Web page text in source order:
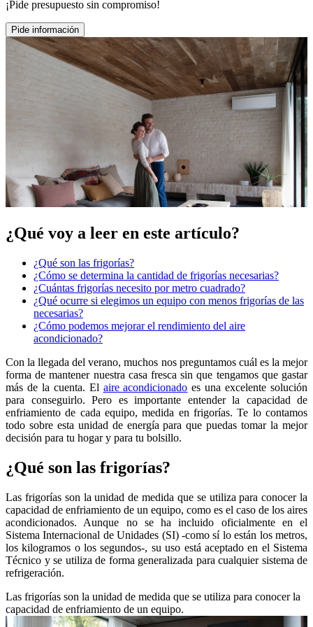
¡Pide presupuesto sin compromiso!
Pide información
¿Qué voy a leer en este artículo?
¿Qué son las frigorías?
¿Cómo se determina la cantidad de frigorías necesarias?
¿Cuántas frigorías necesito por metro cuadrado?
¿Qué ocurre si elegimos un equipo con menos frigorías de las
necesarias?
¿Cómo podemos mejorar el rendimiento del aire
acondicionado?
Con la llegada del verano, muchos nos preguntamos cuál es la mejor
forma de mantener nuestra casa fresca sin que tengamos que gastar
más de la cuenta. El aire acondicionado es una excelente solución
para conseguirlo. Pero es importante entender la capacidad de
enfriamiento de cada equipo, medida en frigorías. Te lo contamos
todo sobre esta unidad de energía para que puedas tomar la mejor
decisión para tu hogar y para tu bolsillo.
¿Qué son las frigorías?
Las frigorías son la unidad de medida que se utiliza para conocer la
capacidad de enfriamiento de un equipo, como es el caso de los aires
acondicionados. Aunque no se ha incluido oficialmente en el
Sistema Internacional de Unidades (SI) -como sí lo están los metros,
los kilogramos o los segundos-, su uso está aceptado en el Sistema
Técnico y se utiliza de forma generalizada para cualquier sistema de
refrigeración.
Las frigorías son la unidad de medida que se utiliza para conocer la
capacidad de enfriamiento de un equipo.